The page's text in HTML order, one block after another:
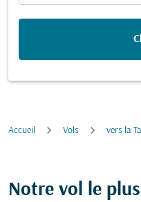
Accueil Vols vers la
Notre vol le